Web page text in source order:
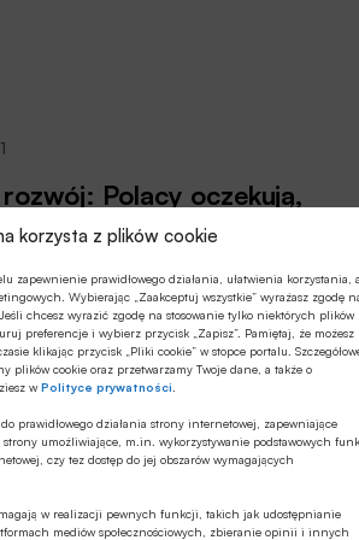
korzysta z plików cookie
zapewnienie prawidłowego działania, ułatwienia korzystania, a
Wybierając „Zaakceptuj wszystkie” wyrażasz zgodę
chcesz wyrazić zgodę na stosowanie tylko niektórych plików
preferencje i wybierz przycisk „Zapisz”. Pamiętaj, że możesz
klikając przycisk „Pliki cookie” w stopce portalu.
plików cookie oraz przetwarzamy Twoje dane, a także o
wPolityce prywatności
prawidłowego działania strony internetowej, zapewniające
umożliwiające, m.in. wykorzystywanie podstawowych
czy tez dostęp do jej obszarów wymagających
w realizacji pewnych funkcji, takich jak udostępnianie
mediów społecznościowych, zbieranie opinii i innych
Polacy oczekują,
dostarczać
zmiany klimatu i
o zrównoważony rozwój nie są
rosną wraz z wiekiem, a
są równie popularne w
małych miejscowościach. Start-
produktów i usług, ale same
bo dla inwestorów i
ekonomiczny jest ważniejszy niż
Ipsos oraz Startup Academy,
członków Rady
Ochrony Środowiska